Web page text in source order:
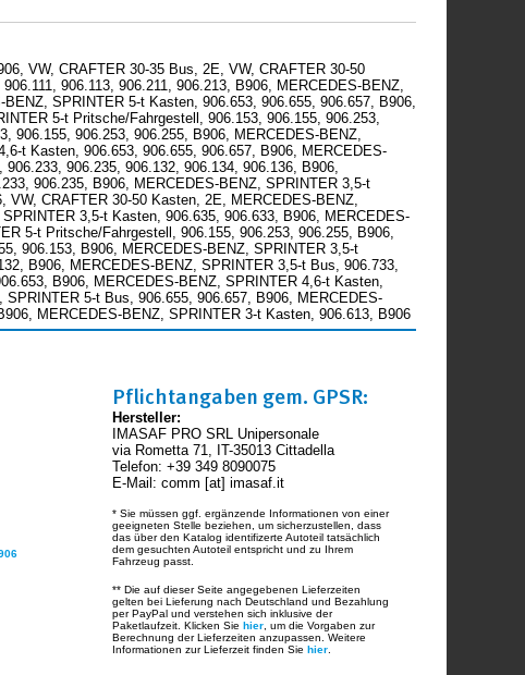
VW, CRAFTER 30-35 Bus, 2E, VW, CRAFTER 30-50
906.113, 906.211, 906.213, B906, MERCEDES-BENZ,
SPRINTER 5-t Kasten, 906.653, 906.655, 906.657, B906,
5-t Pritsche/Fahrgestell, 906.153, 906.155, 906.253,
906.155, 906.253, 906.255, B906, MERCEDES-BENZ,
t Kasten, 906.653, 906.655, 906.657, B906, MERCEDES-
906.235, 906.132, 906.134, 906.136, B906,
906.235, B906, MERCEDES-BENZ, SPRINTER 3,5-t
CRAFTER 30-50 Kasten, 2E, MERCEDES-BENZ,
3,5-t Kasten, 906.635, 906.633, B906, MERCEDES-
5-t Pritsche/Fahrgestell, 906.155, 906.253, 906.255, B906,
906.153, B906, MERCEDES-BENZ, SPRINTER 3,5-t
B906, MERCEDES-BENZ, SPRINTER 3,5-t Bus, 906.733,
B906, MERCEDES-BENZ, SPRINTER 4,6-t Kasten,
5-t Bus, 906.655, 906.657, B906, MERCEDES-
MERCEDES-BENZ, SPRINTER 3-t Kasten, 906.613, B906
Pflichtangaben gem. GPSR:
Hersteller:
IMASAF PRO SRL Unipersonale
via Rometta 71, IT-35013 Cittadella
Telefon: +39 349 8090075
E-Mail: comm [at] imasaf.it
* Sie müssen ggf. ergänzende Informationen von einer
geeigneten Stelle beziehen, um sicherzustellen, dass
das über den Katalog identifizerte Autoteil tatsächlich
dem gesuchten Autoteil entspricht und zu Ihrem
Fahrzeug passt.
** Die auf dieser Seite angegebenen Lieferzeiten
gelten bei Lieferung nach Deutschland und Bezahlung
per PayPal und verstehen sich inklusive der
Paketlaufzeit. Klicken Sie hier, um die Vorgaben zur
Berechnung der Lieferzeiten anzupassen. Weitere
Informationen zur Lieferzeit finden Sie hier.